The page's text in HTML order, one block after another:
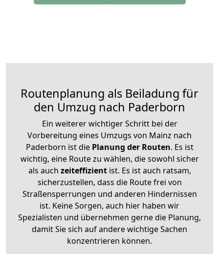
Routenplanung als Beiladung für
den Umzug nach Paderborn
Ein weiterer wichtiger Schritt bei der
Vorbereitung eines Umzugs von Mainz nach
Paderborn ist diePlanung der Routen. Es ist
wichtig, eine Route zu wählen, die sowohl sicher
als auch zeiteffizientist. Es ist auch ratsam,
sicherzustellen, dass die Route frei von
Straßensperrungen und anderen Hindernissen
ist. Keine Sorgen, auch hier haben wir
Spezialisten und übernehmen gerne die Planung,
damit Sie sich auf andere wichtige Sachen
konzentrieren können.